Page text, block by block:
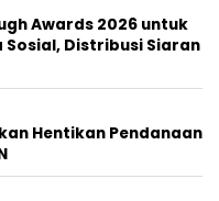
Awards 2026 untuk
Sosial, Distribusi Siaran
Hentikan Pendanaan